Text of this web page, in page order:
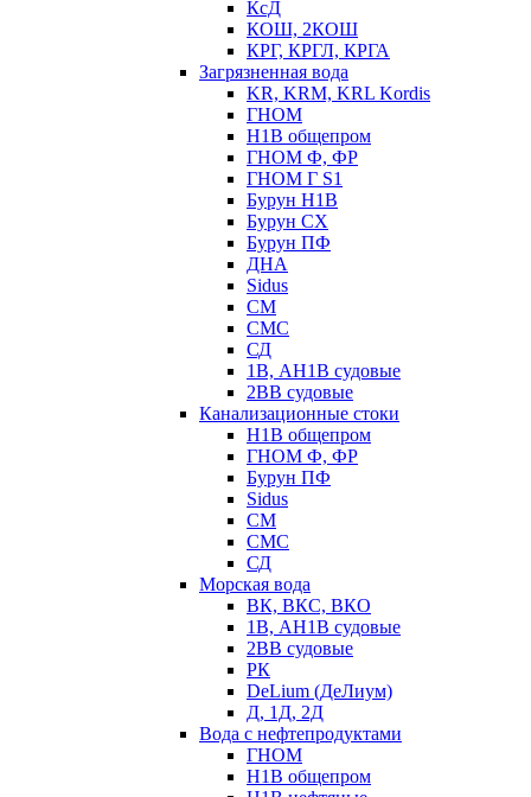
КсД
КОШ, 2КОШ
КРГ, КРГЛ, КРГА
Загрязненная вода
KR, KRM, KRL Kordis
ГНОМ
Н1В общепром
ГНОМ Ф, ФР
ГНОМ Г S1
Бурун Н1В
Бурун СХ
Бурун ПФ
ДНА
Sidus
СМ
СМС
СД
1В, АН1В судовые
2ВВ судовые
Канализационные стоки
Н1В общепром
ГНОМ Ф, ФР
Бурун ПФ
Sidus
СМ
СМС
СД
Морская вода
ВК, ВКС, ВКО
1В, АН1В судовые
2ВВ судовые
РК
DeLium (ДеЛиум)
Д, 1Д, 2Д
Вода с нефтепродуктами
ГНОМ
Н1В общепром